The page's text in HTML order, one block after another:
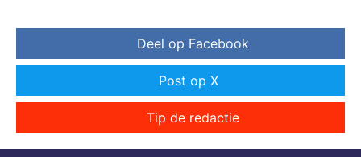
Deel op Facebook
Post op X
Tip de redactie